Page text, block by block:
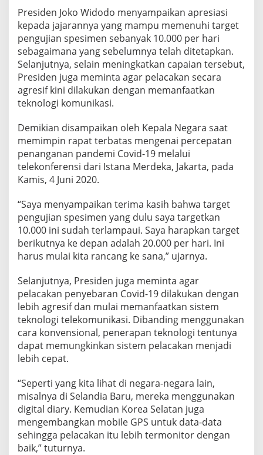
Presiden Joko Widodo menyampaikan apresiasi
kepada jajarannya yang mampu memenuhi target
pengujian spesimen sebanyak 10.000 per hari
sebagaimana yang sebelumnya telah ditetapkan.
Selanjutnya, selain meningkatkan capaian tersebut,
Presiden juga meminta agar pelacakan secara
agresif kini dilakukan dengan memanfaatkan
teknologi komunikasi.
Demikian disampaikan oleh Kepala Negara saat
memimpin rapat terbatas mengenai percepatan
penanganan pandemi Covid-19 melalui
telekonferensi dari Istana Merdeka, Jakarta, pada
Kamis, 4 Juni 2020.
“Saya menyampaikan terima kasih bahwa target
pengujian spesimen yang dulu saya targetkan
10.000 ini sudah terlampaui. Saya harapkan target
berikutnya ke depan adalah 20.000 per hari. Ini
harus mulai kita rancang ke sana,” ujarnya.
Selanjutnya, Presiden juga meminta agar
pelacakan penyebaran Covid-19 dilakukan dengan
lebih agresif dan mulai memanfaatkan sistem
teknologi telekomunikasi. Dibanding menggunakan
cara konvensional, penerapan teknologi tentunya
dapat memungkinkan sistem pelacakan menjadi
lebih cepat.
“Seperti yang kita lihat di negara-negara lain,
misalnya di Selandia Baru, mereka menggunakan
digital diary. Kemudian Korea Selatan juga
mengembangkan mobile GPS untuk data-data
sehingga pelacakan itu lebih termonitor dengan
baik,” tuturnya.